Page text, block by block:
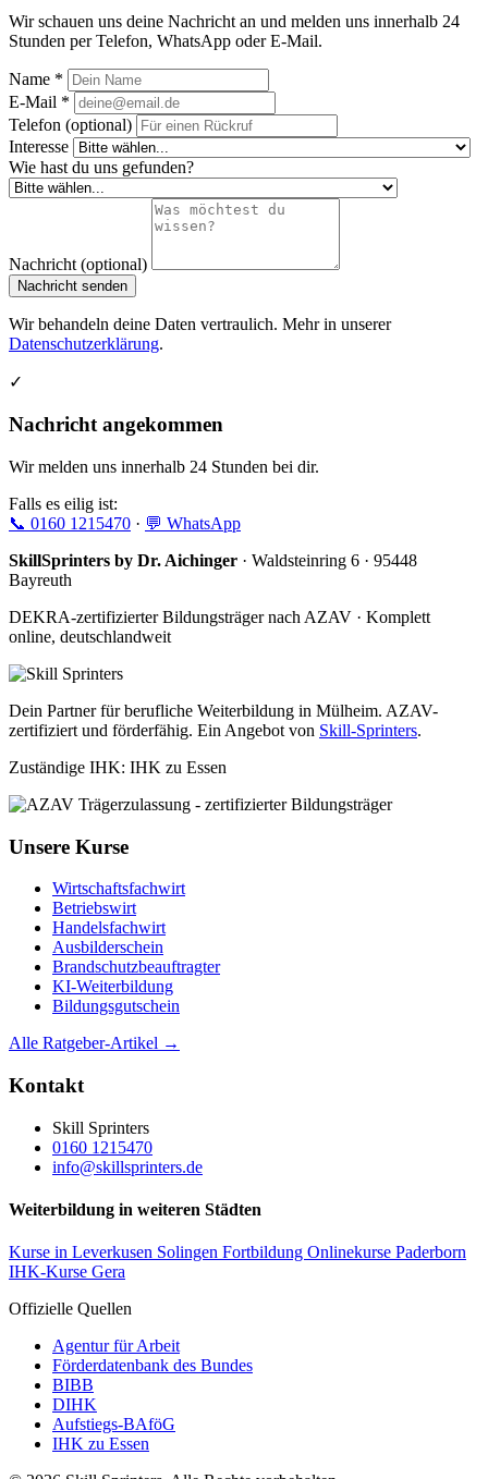
Wir schauen uns deine Nachricht an und melden uns innerhalb 24
Stunden per Telefon, WhatsApp oder E-Mail.
Name *
E-Mail *
Telefon (optional)
Interesse
Wie hast du uns gefunden?
Nachricht (optional)
Nachricht senden
Wir behandeln deine Daten vertraulich. Mehr in unserer
Datenschutzerklärung.
✓
Nachricht angekommen
Wir melden uns innerhalb 24 Stunden bei dir.
Falls es eilig ist:
📞 0160 1215470 · 💬 WhatsApp
SkillSprinters by Dr. Aichinger · Waldsteinring 6 · 95448
Bayreuth
DEKRA-zertifizierter Bildungsträger nach AZAV · Komplett
online, deutschlandweit
Dein Partner für berufliche Weiterbildung in Mülheim. AZAV-
zertifiziert und förderfähig. Ein Angebot von Skill-Sprinters.
Zuständige IHK: IHK zu Essen
Unsere Kurse
Wirtschaftsfachwirt
Betriebswirt
Handelsfachwirt
Ausbilderschein
Brandschutzbeauftragter
KI-Weiterbildung
Bildungsgutschein
Alle Ratgeber-Artikel →
Kontakt
Skill Sprinters
0160 1215470
info@skillsprinters.de
Weiterbildung in weiteren Städten
Kurse in Leverkusen Solingen Fortbildung Onlinekurse Paderborn
IHK-Kurse Gera
Offizielle Quellen
Agentur für Arbeit
Förderdatenbank des Bundes
BIBB
DIHK
Aufstiegs-BAföG
IHK zu Essen